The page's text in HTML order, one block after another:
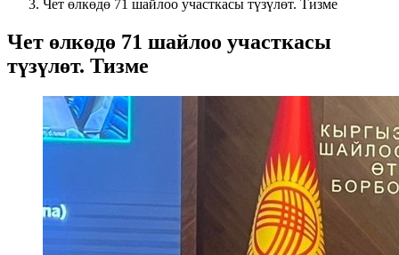
Чет өлкөдө 71 шайлоо участкасы түзүлөт. Тизме
Чет өлкөдө 71 шайлоо участкасы
түзүлөт. Тизме